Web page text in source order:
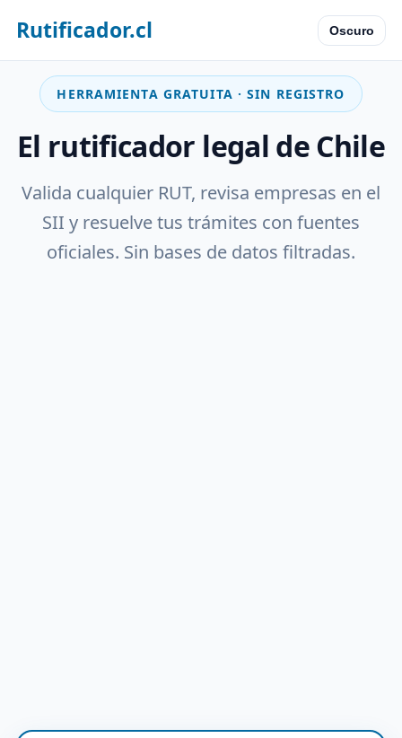
Rutificador.cl Oscuro
HERRAMIENTA GRATUITA · SIN REGISTRO
El rutificador legal de Chile
Valida cualquier RUT, revisa empresas en el
SII y resuelve tus trámites con fuentes
oficiales. Sin bases de datos filtradas.